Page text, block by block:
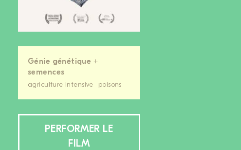
Génie génétique +
semences
agriculture intensive poisons
PERFORMER LE
FILM